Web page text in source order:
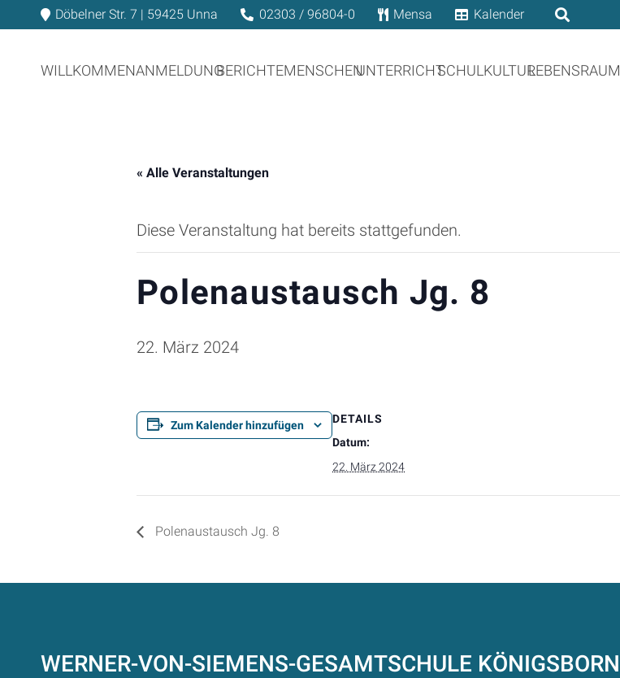
Döbelner Str. 7 | 59425 Unna 02303 / 96804-0 Mensa Kalender
WILLKOMMENANMELDUNGBERICHTEMENSCHENUNTERRICHTSCHULKULTURLEBENSRAUM
« Alle Veranstaltungen
Diese Veranstaltung hat bereits stattgefunden.
Polenaustausch Jg. 8
22. März 2024
Zum Kalender hinzufügen
DETAILS
Datum:
22. März 2024
Polenaustausch Jg. 8
WERNER-VON-SIEMENS-GESAMTSCHULE KÖNIGSBORN